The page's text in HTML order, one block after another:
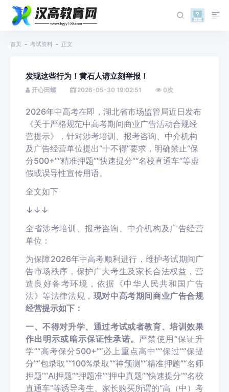
首页 考试资料 正文
发现这些行为！黄石人请立刻举报！
开心田螺 2026-05-30 19:02:51 0次
2026年中高考在即，湖北省市场监管局近日发布
《关于严格规范中高考期间商业广告活动合规经
营提示》
，针对涉考培训、报考咨询、中介机构
及广告经营单位提出“十不得”要求， 明确禁止“保
分500+”“精准押题”“快速提分”“名校直通车”等虚
假或误导性宣传用语。
全文如下
↓↓↓
全省涉考培训、报考咨询、中介机构及广告经营
单位：
为保障2026年中高考顺利进行，维护考试期间广
告市场秩序，保护广大考生及家长合法权益，营
造良好备考环境，依据《中华人民共和国广告
法》等法律法规， 现对中高考期间商业广告合规
经营提示如下：
一、不得对升学、通过考试或者教育、培训效果
作出明示或暗示保证性承诺。 严禁使用“保证升
学”“高考保分500+”“必上重点高中”“保过”“保提
分”“包录取”“100%录取”“神预测”“精准押题”“名师
押题”“AI押题”“押题准”“押中真题”“快速提分”“名校
直通车”等诱导考生、家长购买所谓的“高（中）考